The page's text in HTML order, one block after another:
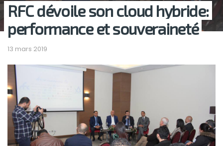
RFC dévoile son cloud hybride:
performance et souveraineté
13 mars 2019